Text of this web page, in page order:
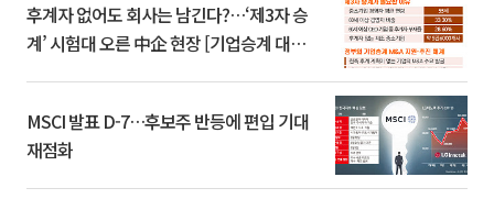
후계자 없어도 회사는 남긴다?…‘제3자 승
계’ 시험대 오른 中企 현장 [기업승계 대전
MSCI 발표 D-7…후보주 반등에 편입 기대
재점화